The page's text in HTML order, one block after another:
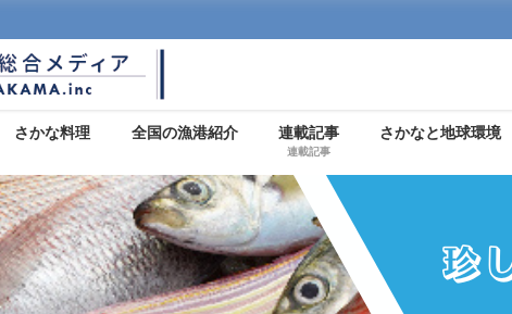
さかな料理 全国の漁港紹介 連載記事
連載記事
さかなと地球環境